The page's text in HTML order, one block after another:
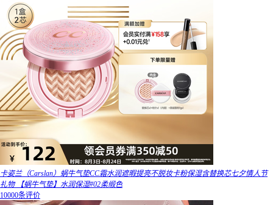
卡姿兰（Carslan）蜗牛气垫CC霜水润遮暇提亮不脱妆卡粉保湿含替换芯七夕情人节
礼物 【蜗牛气垫】水润保湿#02柔缎色
10000条评价